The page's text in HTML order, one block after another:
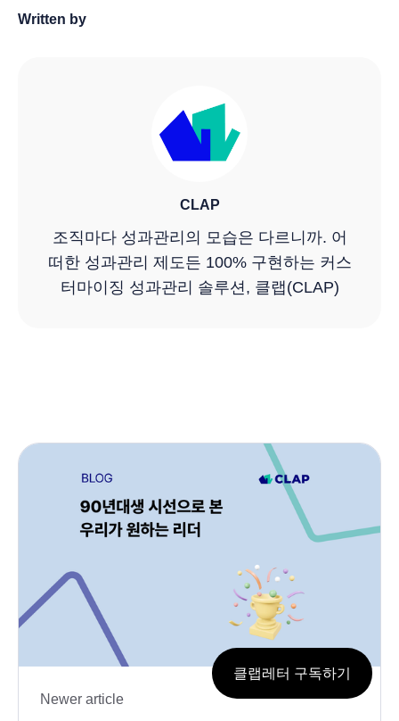
Written by
CLAP
조직마다 성과관리의 모습은 다르니까. 어
떠한 성과관리 제도든 100% 구현하는 커스
터마이징 성과관리 솔루션, 클랩(CLAP)
Newer article
클랩레터 구독하기